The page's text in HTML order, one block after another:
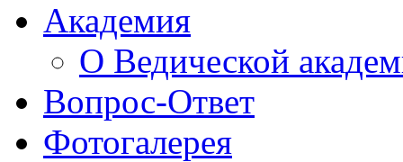
Академия
О Ведической
Вопрос-Ответ
Фотогалерея